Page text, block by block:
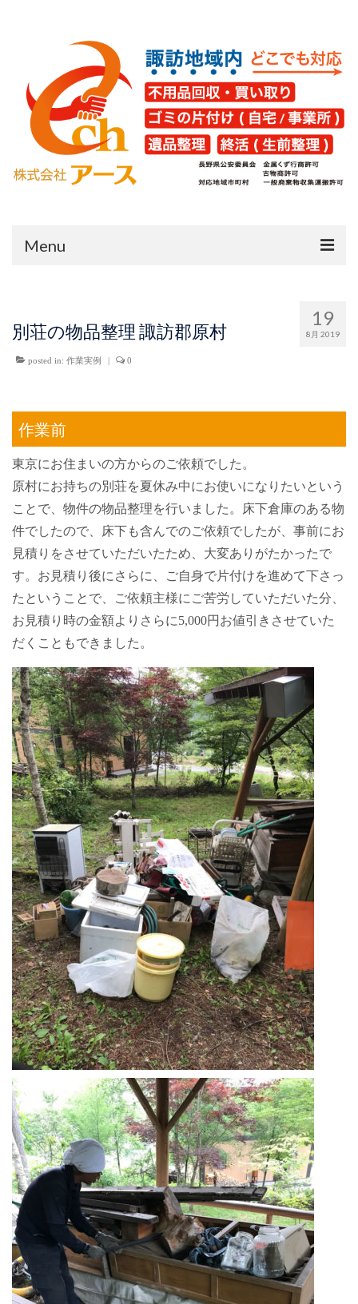
Menu
片付け・不用品回収
遺品整理
作業料金
会社概要
お問い合わせ
19
8月 2019
別荘の物品整理 諏訪郡原村
posted in: 作業実例 | 0
作業前
東京にお住まいの方からのご依頼でした。
原村にお持ちの別荘を夏休み中にお使いになりたいという
ことで、物件の物品整理を行いました。床下倉庫のある物
件でしたので、床下も含んでのご依頼でしたが、事前にお
見積りをさせていただいたため、大変ありがたかったで
す。お見積り後にさらに、ご自身で片付けを進めて下さっ
たということで、ご依頼主様にご苦労していただいた分、
お見積り時の金額よりさらに5,000円お値引きさせていた
だくこともできました。